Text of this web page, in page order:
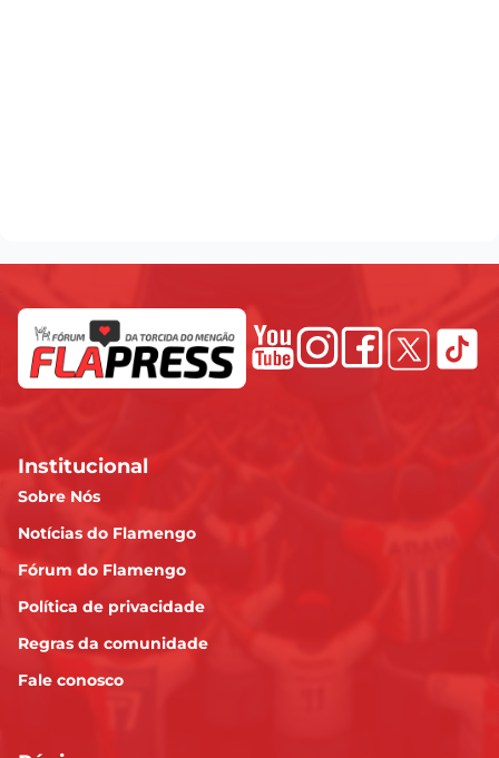
Institucional
Sobre Nós
Notícias do Flamengo
Fórum do Flamengo
Política de privacidade
Regras da comunidade
Fale conosco